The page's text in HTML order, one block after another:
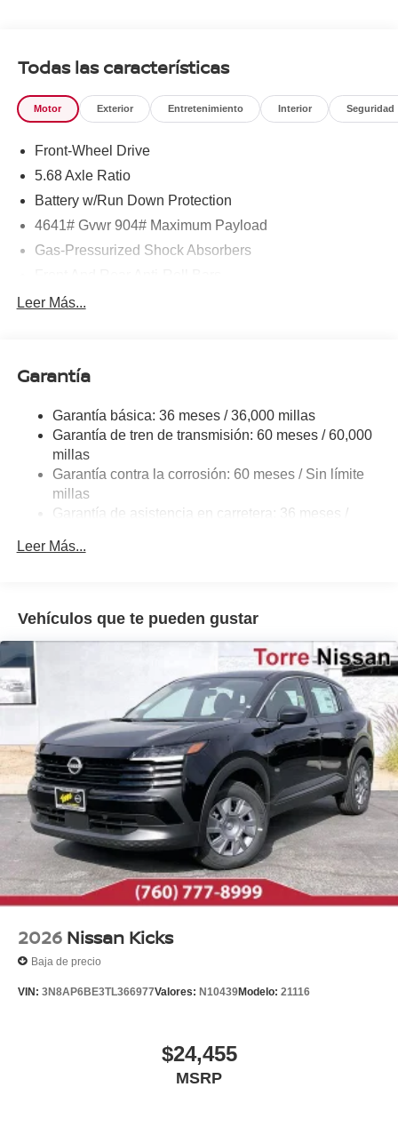
Todas las características
Motor Exterior Entretenimiento Interior Seguridad
Front-Wheel Drive
5.68 Axle Ratio
Battery w/Run Down Protection
4641# Gvwr 904# Maximum Payload
Gas-Pressurized Shock Absorbers
Electric Power-Assist Speed-Sensing Steering
Strut Front Suspension w/Coil Springs
4-Wheel Disc Brakes w/4-Wheel ABS, Front And Rear
Vented Discs, Brake Assist, Hill Hold Control and
Electric Parking Brake
Brake Actuated Limited Slip Differential
Leer Más...
Garantía
Garantía básica: 36 meses / 36,000 millas
Garantía de tren de transmisión: 60 meses / 60,000
millas
Garantía contra la corrosión: 60 meses / Sin límite
millas
Garantía de asistencia en carretera: 36 meses /
Leer Más...
Vehículos que te pueden gustar
2026 Nissan Kicks
Baja de precio
VIN: 3N8AP6BE3TL366977Valores: N10439Modelo: 21116
$24,455
MSRP